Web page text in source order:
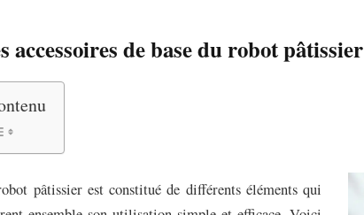
accessoires de base du robot pâtissier
pâtissier est constitué de différents éléments qui